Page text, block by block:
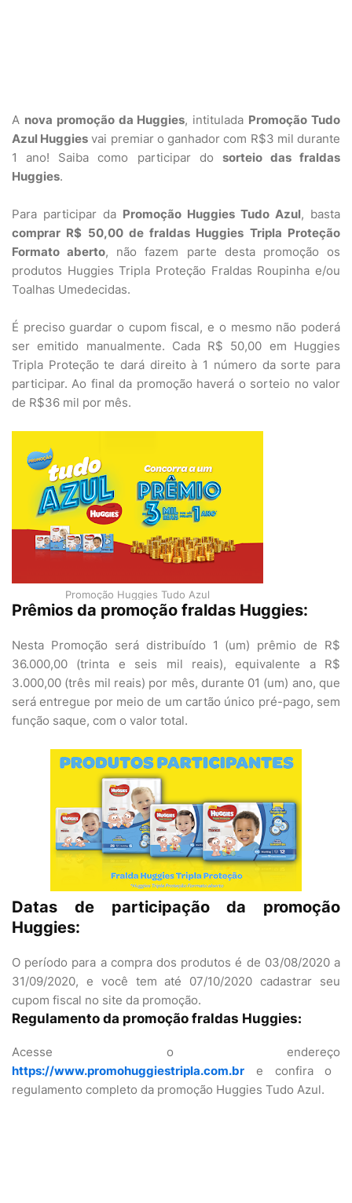
A nova promoção da Huggies, intitulada Promoção Tudo
Azul Huggies vai premiar o ganhador com R$3 mil durante
1 ano! Saiba como participar do sorteio das fraldas
Huggies.
Para participar da Promoção Huggies Tudo Azul, basta
comprar R$ 50,00 de fraldas Huggies Tripla Proteção
Formato aberto, não fazem parte desta promoção os
produtos Huggies Tripla Proteção Fraldas Roupinha e/ou
Toalhas Umedecidas.
É preciso guardar o cupom fiscal, e o mesmo não poderá
ser emitido manualmente. Cada R$ 50,00 em Huggies
Tripla Proteção te dará direito à 1 número da sorte para
participar. Ao final da promoção haverá o sorteio no valor
de R$36 mil por mês.
Promoção Huggies Tudo Azul
Prêmios da promoção fraldas Huggies:
Nesta Promoção será distribuído 1 (um) prêmio de R$
36.000,00 (trinta e seis mil reais), equivalente a R$
3.000,00 (três mil reais) por mês, durante 01 (um) ano, que
será entregue por meio de um cartão único pré-pago, sem
função saque, com o valor total.
Datas de participação da promoção
Huggies:
O período para a compra dos produtos é de 03/08/2020 a
31/09/2020, e você tem até 07/10/2020 cadastrar seu
cupom fiscal no site da promoção.
Regulamento da promoção fraldas Huggies:
Acesse o endereço
https://www.promohuggiestripla.com.br e confira o
regulamento completo da promoção Huggies Tudo Azul.